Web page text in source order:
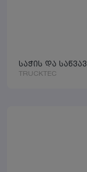
საჭის და
TRUCKTEC